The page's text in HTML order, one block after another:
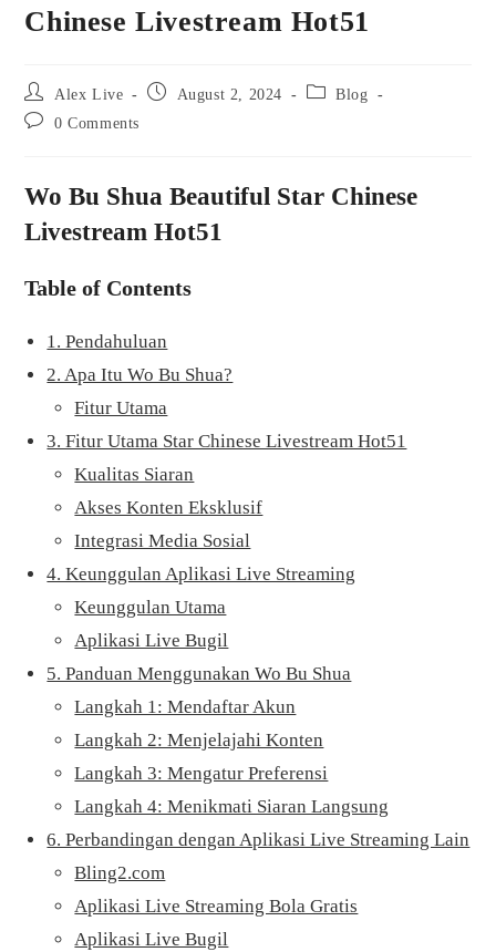
Chinese Livestream Hot51
Post
author:
Alex Live
Post
August 2, 2024
Post Blog
Post 0 Comments
Wo Bu Shua Beautiful Star Chinese
Livestream Hot51
Table of Contents
1. Pendahuluan
2. Apa Itu Wo Bu Shua?
Fitur Utama
3. Fitur Utama Star Chinese Livestream Hot51
Kualitas Siaran
Akses Konten Eksklusif
Integrasi Media Sosial
4. Keunggulan Aplikasi Live Streaming
Keunggulan Utama
Aplikasi Live Bugil
5. Panduan Menggunakan Wo Bu Shua
Langkah 1: Mendaftar Akun
Langkah 2: Menjelajahi Konten
Langkah 3: Mengatur Preferensi
Langkah 4: Menikmati Siaran Langsung
6. Perbandingan dengan Aplikasi Live Streaming Lain
Bling2.com
Aplikasi Live Streaming Bola Gratis
Aplikasi Live Bugil